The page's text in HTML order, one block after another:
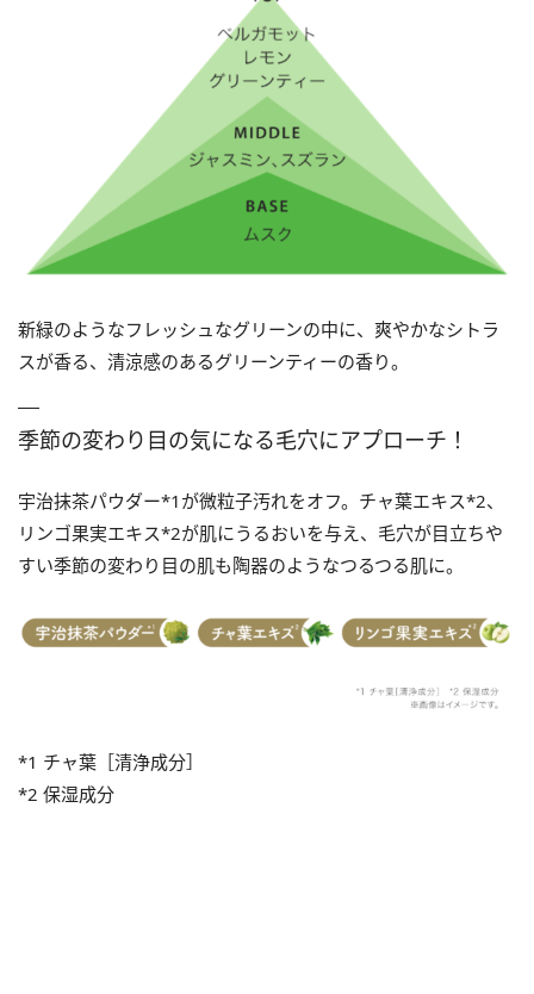
新緑のようなフレッシュなグリーンの中に、爽やかなシトラ
スが香る、清涼感のあるグリーンティーの香り。
季節の変わり目の気になる毛穴にアプローチ！
宇治抹茶パウダー*1が微粒子汚れをオフ。チャ葉エキス*2、
リンゴ果実エキス*2が肌にうるおいを与え、毛穴が目立ちや
すい季節の変わり目の肌も陶器のようなつるつる肌に。
*1 チャ葉［清浄成分］
*2 保湿成分